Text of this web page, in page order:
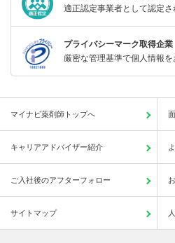
適正認定事業者として認定さ
プライバシーマーク取得企業
厳密な管理基準で個人情報を
マイナビ薬剤師トップへ
キャリアアドバイザー紹介
ご入社後のアフターフォロー
サイトマップ